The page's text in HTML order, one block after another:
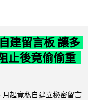
建留言板 讓多
止後竟偷偷重
起竟私自建立秘密留言